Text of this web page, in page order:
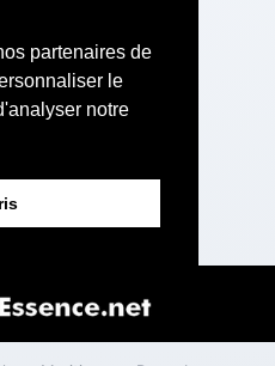
partenaires de
le
notre